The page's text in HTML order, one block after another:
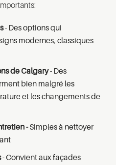
- Des options qui
modernes, classiques
de Calgary- Des
bien malgré les
et les changements de
-Simples à nettoyer
- Convient aux façades